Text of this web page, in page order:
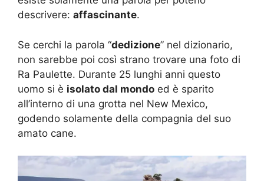
descrivere: affascinante.
Se cerchi la parola “dedizione” nel dizionario,
non sarebbe poi così strano trovare una foto di
Ra Paulette. Durante 25 lunghi anni questo
uomo si è isolato dal mondo ed è sparito
all’interno di una grotta nel New Mexico,
godendo solamente della compagnia del suo
amato cane.